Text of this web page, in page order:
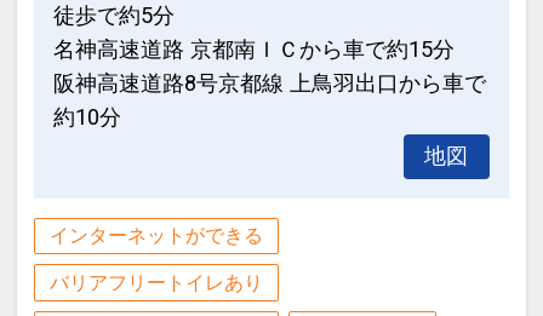
徒歩で約5分
名神高速道路 京都南ＩＣから車で約15分
阪神高速道路8号京都線 上鳥羽出口から車で
約10分
地図
インターネットができる
バリアフリートイレあり